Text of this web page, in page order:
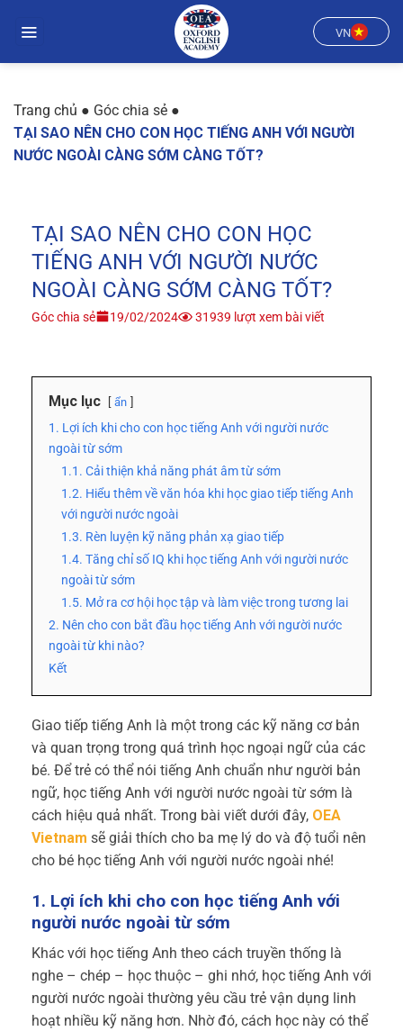
đến
VN
Trang chủ ● Góc chia sẻ ●
TẠI SAO NÊN CHO CON HỌC TIẾNG ANH VỚI NGƯỜI
NƯỚC NGOÀI CÀNG SỚM CÀNG TỐT?
TẠI SAO NÊN CHO CON HỌC
TIẾNG ANH VỚI NGƯỜI NƯỚC
NGOÀI CÀNG SỚM CÀNG TỐT?
Góc chia sẻ 19/02/2024 31939 lượt xem bài viết
Mục lục ẩn
1. Lợi ích khi cho con học tiếng Anh với người nước
ngoài từ sớm
1.1. Cải thiện khả năng phát âm từ sớm
1.2. Hiểu thêm về văn hóa khi học giao tiếp tiếng Anh
với người nước ngoài
1.3. Rèn luyện kỹ năng phản xạ giao tiếp
1.4. Tăng chỉ số IQ khi học tiếng Anh với người nước
ngoài từ sớm
1.5. Mở ra cơ hội học tập và làm việc trong tương lai
2. Nên cho con bắt đầu học tiếng Anh với người nước
ngoài từ khi nào?
Kết
Giao tiếp tiếng Anh là một trong các kỹ năng cơ bản
và quan trọng trong quá trình học ngoại ngữ của các
bé. Để trẻ có thể nói tiếng Anh chuẩn như người bản
ngữ, học tiếng Anh với người nước ngoài từ sớm là
cách hiệu quả nhất. Trong bài viết dưới đây, OEA
Vietnam sẽ giải thích cho ba mẹ lý do và độ tuổi nên
cho bé học tiếng Anh với người nước ngoài nhé!
1. Lợi ích khi cho con học tiếng Anh với
người nước ngoài từ sớm
Khác với học tiếng Anh theo cách truyền thống là
nghe – chép – học thuộc – ghi nhớ, học tiếng Anh với
người nước ngoài thường yêu cầu trẻ vận dụng linh
hoạt nhiều kỹ năng hơn. Nhờ đó, cách học này có thể